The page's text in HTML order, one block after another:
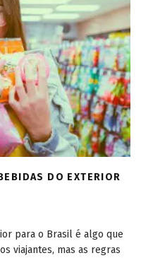
DO EXTERIOR
para o Brasil é algo que
viajantes, mas as regras